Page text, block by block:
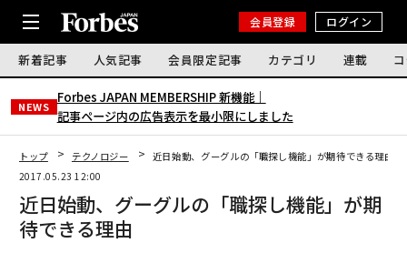
会員登録 ログイン
新着記事 人気記事 会員限定記事 カテゴリ 連載
NEWS
Forbes JAPAN MEMBERSHIP 新機能｜
記事ページ内の広告表示を最小限にしました
トップ テクノロジー
近日始動、グーグルの「職探し機能」が期待できる理由
2017.05.23 12:00
近日始動、グーグルの「職探し機能」が期
待できる理由